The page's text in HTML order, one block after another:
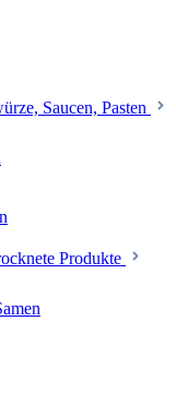
Saucen, Pasten
Produkte